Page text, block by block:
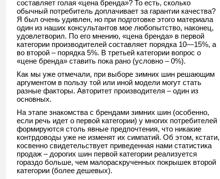
составляет голая «цена бренда»? То есть, сколько
обычный потребитель доплачивает за гарантии качества?
Я был очень удивлен, но при подготовке этого материала
один из наших консультантов мое любопытство, наконец,
удовлетворил. По его мнению, «цена бренда» в первой
категории производителей составляет порядка 10—15%, а
во второй – порядка 5%. В третьей категории вопрос о
«цене бренда» ставить пока рано (условно – 0%).
Как мы уже отмечали, при выборе зимних шин решающим
аргументом в пользу той или иной модели могут стать
разные факторы. Авторитет производителя – один из
основных.
На этапе знакомства с брендами зимних шин (особенно,
если речь идет о первой категории) у многих потребителей
формируются столь явные предпочтения, что никакие
контрдоводы уже не изменят их симпатий. Об этом, кстати,
косвенно свидетельствует приведенная нами статистика
продаж – дорогих шин первой категории реализуется
гораздо больше, чем малораскрученных покрышек второй
категории (более дешевых).